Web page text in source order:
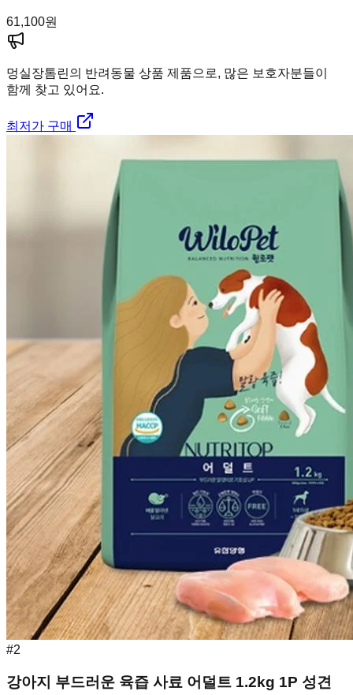
61,100원
멍실장톰린의 반려동물 상품 제품으로, 많은 보호자분들이
함께 찾고 있어요.
최저가 구매
#2
강아지 부드러운 육즙 사료 어덜트 1.2kg 1P 성견